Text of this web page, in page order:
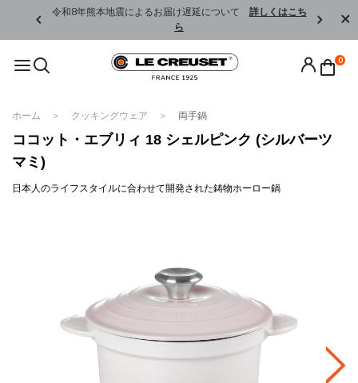
令和8年熊本地震によるお届け遅延について 詳しくはこち
ら
0
ホーム クッキングウェア 両手鍋
ココット・エブリィ 18 シェルピンク (シルバーツ
マミ)
日本人のライフスタイルに合わせて開発された鋳物ホーロー鍋